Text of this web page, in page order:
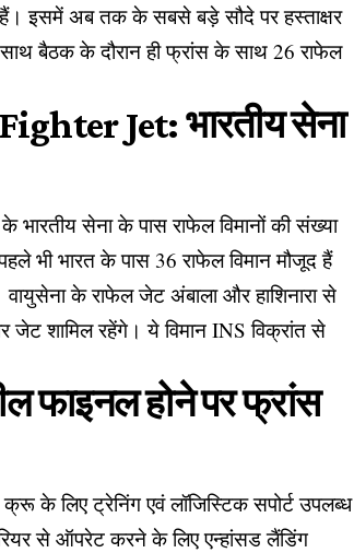
हैं। इसमें अब तक के सबसे बड़े सौदे पर हस्ताक्षर
साथ बैठक के दौरान ही फ्रांस के साथ 26 राफेल
Jet: भारतीय सेना
सेना के पास राफेल विमानों की संख्या
भी भारत के पास 36 राफेल विमान मौजूद हैं
के राफेल जेट अंबाला और हाशिनारा से
शामिल रहेंगे। ये विमान INS विक्रांत से
फाइनल होने पर फ्रांस
के लिए ट्रेनिंग एवं लॉजिस्टिक सपोर्ट उपलब्ध
से ऑपरेट करने के लिए एन्हांसड लैंडिंग